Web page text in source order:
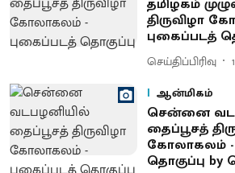
தமிழகம்
திருவிழா
புகைப்படத்
செய்திப்பிரிவு
ஆன்மிகம்
சென்னை
தைப்பூசத்
கோலாகலம் -
தொகுப்பு